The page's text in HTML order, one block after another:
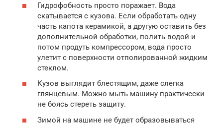
Гидрофобность просто поражает. Вода
скатывается с кузова. Если обработать одну
часть капота керамикой, а другую оставить без
дополнительной обработки, полить водой и
потом продуть компрессором, вода просто
улетит с поверхности отполированной жидким
стеклом.
Кузов выглядит блестящим, даже слегка
глянцевым. Можно мыть машину практически
не боясь стереть защиту.
Зимой на машине не будет образовываться